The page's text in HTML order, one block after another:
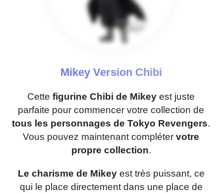
Mikey Version Chibi
Cette figurine Chibi de Mikey est juste
parfaite pour commencer votre collection de
tous les personnages de Tokyo Revengers.
Vous pouvez maintenant compléter votre
propre collection.
Le charisme de Mikeyest très puissant, ce
qui le place directement dans une place de